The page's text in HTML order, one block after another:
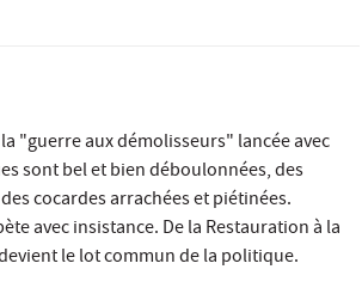
"guerre aux démolisseurs" lancée avec
sont bel et bien déboulonnées, des
cocardes arrachées et piétinées.
avec insistance. De la Restauration à la
le lot commun de la politique.